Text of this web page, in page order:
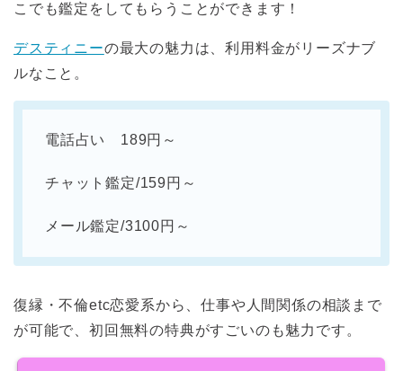
こでも鑑定をしてもらうことができます！
デスティニーの最大の魅力は、利用料金がリーズナブ
ルなこと。
電話占い 189円～
チャット鑑定/159円～
メール鑑定/3100円～
復縁・不倫etc恋愛系から、仕事や人間関係の相談まで
が可能で、初回無料の特典がすごいのも魅力です。